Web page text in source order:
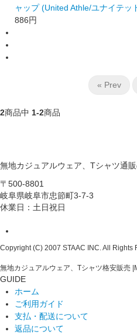
ャップ (United Athle/ユナイテッ
886円
« Prev
2商品中 1-2商品
無地カジュアルウェア、Tシャツ通
〒500-8801
岐阜県岐阜市忠節町3-7-3
休業日：土日祝日
Copyright (C) 2007 STAAC INC. All Rights
無地カジュアルウェア、Tシャツ格安販売
GUIDE
ホーム
ご利用ガイド
支払・配送について
返品について